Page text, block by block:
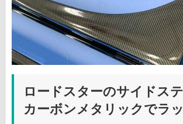
ロードスターのサイドス
カーボンメタリックでラ